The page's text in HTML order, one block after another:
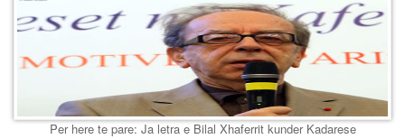
Per here te pare: Ja letra e Bilal Xhaferrit kunder Kadarese